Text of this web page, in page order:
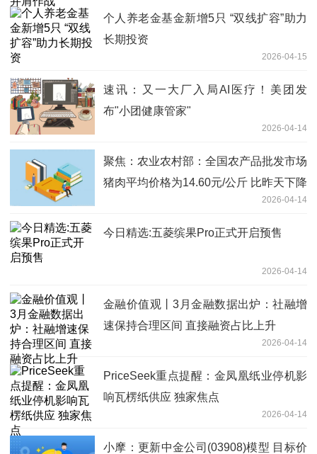
个人养老金基金新增5只 “双线扩容”助力
长期投资
2026-04-15
速讯：又一大厂入局AI医疗！美团发
布"小团健康管家"
2026-04-14
聚焦：农业农村部：全国农产品批发市场
猪肉平均价格为14.60元/公斤 比昨天下降
2026-04-14
今日精选:五菱缤果Pro正式开启预售
2026-04-14
金融价值观丨3月金融数据出炉：社融增
速保持合理区间 直接融资占比上升
2026-04-14
PriceSeek重点提醒：金凤凰纸业停机影
响瓦楞纸供应 独家焦点
2026-04-14
小摩：更新中金公司(03908)模型 目标价